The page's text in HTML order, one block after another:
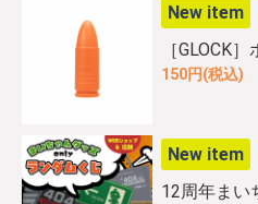
New item
［GLOCK
150円(税込)
New item
12周年まい